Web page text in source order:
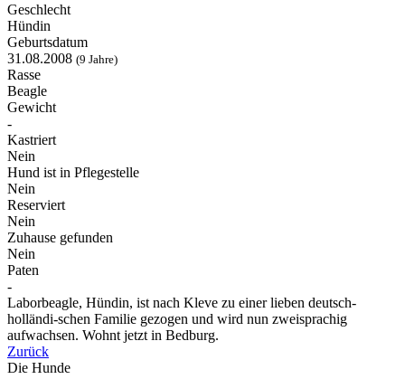
Geschlecht
Hündin
Geburtsdatum
31.08.2008 (9 Jahre)
Rasse
Beagle
Gewicht
-
Kastriert
Nein
Hund ist in Pflegestelle
Nein
Reserviert
Nein
Zuhause gefunden
Nein
Paten
-
Laborbeagle, Hündin, ist nach Kleve zu einer lieben deutsch-
holländi-schen Familie gezogen und wird nun zweisprachig
aufwachsen. Wohnt jetzt in Bedburg.
Zurück
Die Hunde